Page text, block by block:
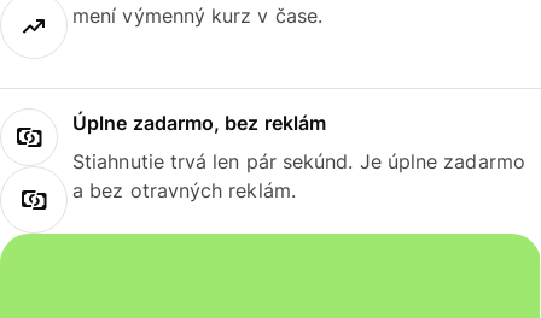
mení výmenný kurz v čase.
Úplne zadarmo, bez reklám
Stiahnutie trvá len pár sekúnd. Je úplne zadarmo
a bez otravných reklám.